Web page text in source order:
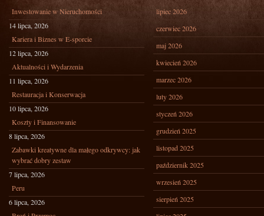
Inwestowanie w Nieruchomości
14 lipca, 2026
Kariera i Biznes w E-sporcie
12 lipca, 2026
Aktualności i Wydarzenia
11 lipca, 2026
Restauracja i Konserwacja
10 lipca, 2026
Koszty i Finansowanie
8 lipca, 2026
Zabawki kreatywne dla małego odkrywcy: jak
wybrać dobry zestaw
7 lipca, 2026
Peru
6 lipca, 2026
lipiec 2026
czerwiec 2026
maj 2026
kwiecień 2026
marzec 2026
luty 2026
styczeń 2026
grudzień 2025
listopad 2025
październik 2025
wrzesień 2025
sierpień 2025